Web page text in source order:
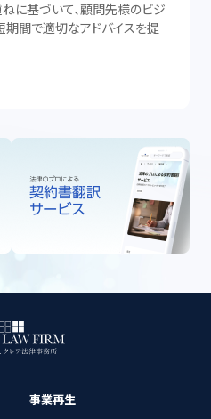
に基づいて、顧問先様のビジ
期間で適切なアドバイスを提
事業再生